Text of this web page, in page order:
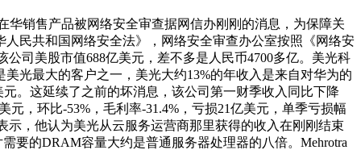
销售产品被网络安全审查据网信办刚刚的消息，为保障关
民共和国网络安全法》，网络安全审查办公室按照《网络安
司美股市值688亿美元，差不多是人民币4700多亿。美光科
光最大的客户之一，美光大约13%的年收入是来自对华为的
。这延续了之前的坏消息，该公司第一财季收入同比下降
，环比-53%，毛利率-31.4%，亏损21亿美元，单季亏损幅
示，他认为美光从云服务运营商那里获得的收入在刚刚结束
要的DRAM容量大约是普通服务器处理器的八倍。Mehrotra